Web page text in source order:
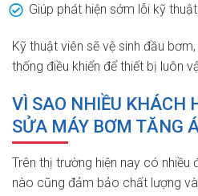
Giúp phát hiện sớm lỗi kỹ
Kỹ thuật viên sẽ vệ sinh đầu
thống điều khiển để thiết bị luôn
VÌ SAO NHIỀU KHÁCH
SỬA MÁY BƠM TĂNG
Trên thị trường hiện nay có nhiều
nào cũng đảm bảo chất lượng